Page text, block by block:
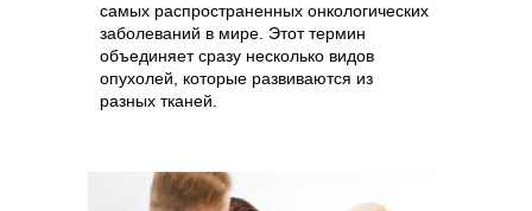
самых распространенных онкологических
заболеваний в мире. Этот термин
объединяет сразу несколько видов
опухолей, которые развиваются из
разных тканей.